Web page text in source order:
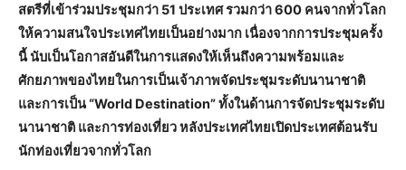
สตรีที่เข้าร่วมประชุมกว่า 51 ประเทศ รวมกว่า 600 คนจากทั่วโลก
ให้ความสนใจประเทศไทยเป็นอย่างมาก เนื่องจากการประชุมครั้ง
นี้ นับเป็นโอกาสอันดีในการแสดงให้เห็นถึงความพร้อมและ
ศักยภาพของไทยในการเป็นเจ้าภาพจัดประชุมระดับนานาชาติ
และการเป็น “World Destination” ทั้งในด้านการจัดประชุมระดับ
นานาชาติ และการท่องเที่ยว หลังประเทศไทยเปิดประเทศต้อนรับ
นักท่องเที่ยวจากทั่วโลก